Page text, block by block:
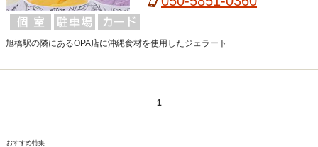
旭橋駅の隣にあるOPA店に沖縄食材を使用したジェラート
1
おすすめ特集